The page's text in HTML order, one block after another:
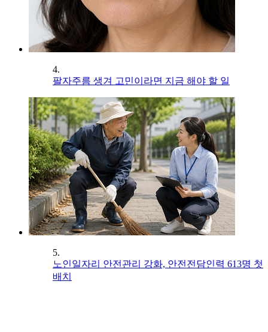
4.
팔자주름 생겨 고민이라면 지금 해야 할 일
5.
노인일자리 안전관리 강화, 안전전담인력 613명 첫
배치